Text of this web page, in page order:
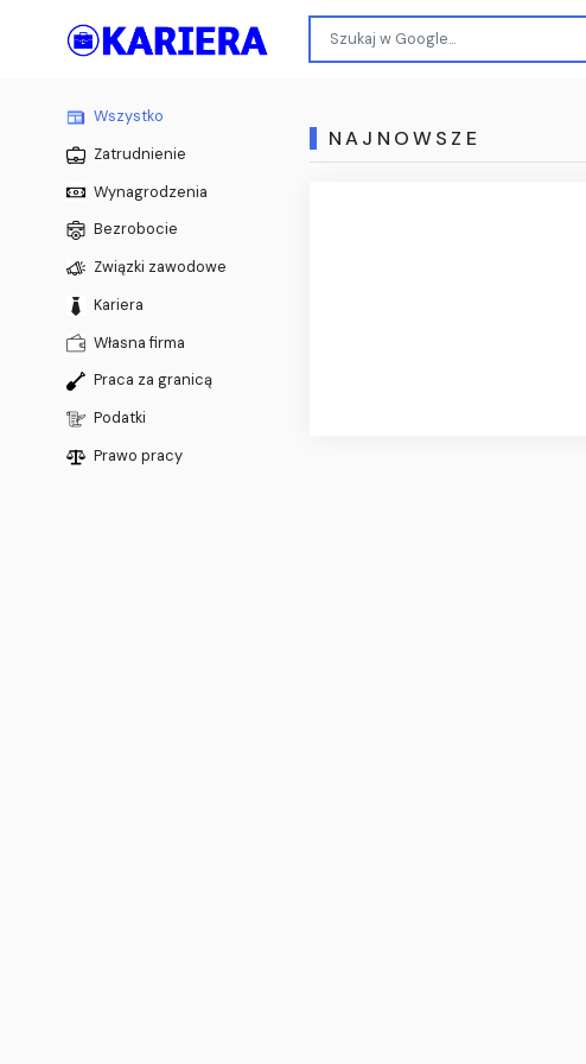
Wszystko
Zatrudnienie
Wynagrodzenia
Bezrobocie
Związki zawodowe
Kariera
Własna firma
Praca za granicą
Podatki
Prawo pracy
NAJNOWSZE